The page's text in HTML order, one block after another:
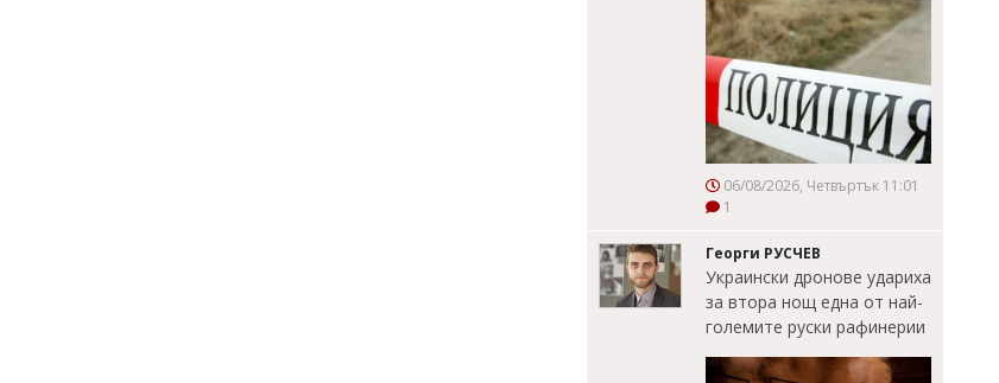
06/08/2026, Четвъртък 11:01
1
Георги РУСЧЕВ
Украински дронове удариха
за втора нощ една от най-
големите руски рафинерии